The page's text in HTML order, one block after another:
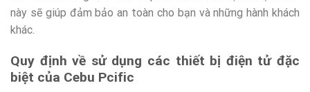
này sẽ giúp đảm bảo an toàn cho bạn và những hành khách
khác.
Quy định về sử dụng các thiết bị điện tử đặc
biệt của Cebu Pcific